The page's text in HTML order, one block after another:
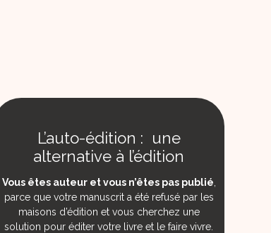
L’auto-édition : une
alternative à l’édition
Vous êtes auteur et vous n’êtes pas publié
parce que votre manuscrit a été refusé par les
maisons d’édition et vous cherchez une
solution pour éditer votre livre et le faire vivre.